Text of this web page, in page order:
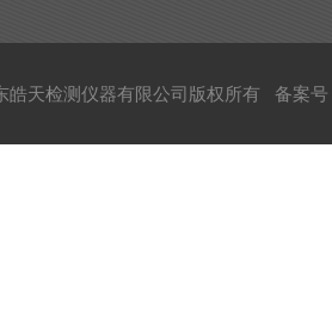
皓天检测仪器有限公司版权所有 备案号